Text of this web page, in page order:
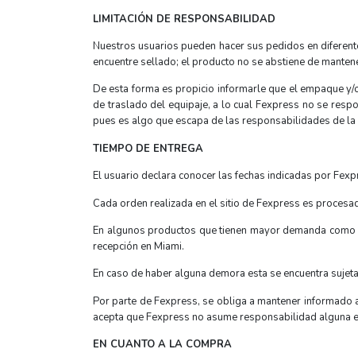
LIMITACIÓN DE RESPONSABILIDAD
Nuestros usuarios pueden hacer sus pedidos en
encuentre sellado; el producto no se abstiene de
De esta forma es propicio informarle que el empaque
de traslado del equipaje, a lo cual Fexpress no se
pues es algo que escapa de las responsabilidades de la
TIEMPO DE ENTREGA
El usuario declara conocer las fechas indicadas por
Cada orden realizada en el sitio de Fexpress es
En algunos productos que tienen mayor demanda
recepción en Miami.
En caso de haber alguna demora esta se encuentra
Por parte de Fexpress, se obliga a mantener
acepta que Fexpress no asume responsabilidad
EN CUANTO A LA COMPRA